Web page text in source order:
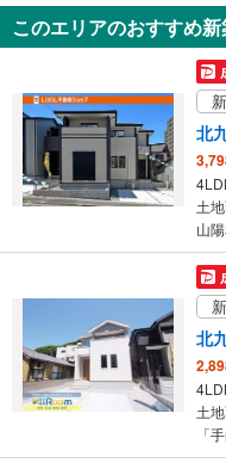
福
このエリアのおすすめ
北
土
山
北
土
「